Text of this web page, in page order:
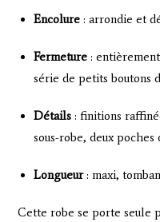
Encolure : arrondie et
Fermeture :
série de petits boutons
Détails : finitions
sous-robe, deux poches
Longueur: maxi,
Cette robe se porte seule